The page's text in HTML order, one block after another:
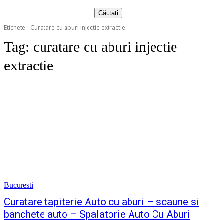
Etichete Curatare cu aburi injectie extractie
Tag: curatare cu aburi injectie
extractie
Bucuresti
Curatare tapiterie Auto cu aburi – scaune si
banchete auto – Spalatorie Auto Cu Aburi